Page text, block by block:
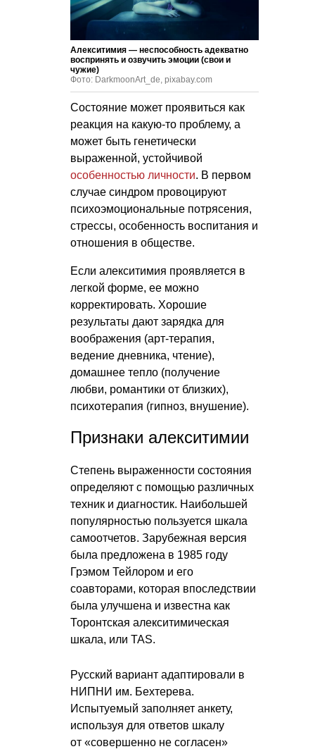
Алекситимия — неспособность адекватно
воспринять и озвучить эмоции (свои и
чужие)
Фото: DarkmoonArt_de, pixabay.com
Состояние может проявиться как
реакция на какую-то проблему, а
может быть генетически
выраженной, устойчивой
особенностью личности. В первом
случае синдром провоцируют
психоэмоциональные потрясения,
стрессы, особенность воспитания и
отношения в обществе.
Если алекситимия проявляется в
легкой форме, ее можно
корректировать. Хорошие
результаты дают зарядка для
воображения (арт-терапия,
ведение дневника, чтение),
домашнее тепло (получение
любви, романтики от близких),
психотерапия (гипноз, внушение).
Признаки алекситимии
Степень выраженности состояния
определяют с помощью различных
техник и диагностик. Наибольшей
популярностью пользуется шкала
самоотчетов. Зарубежная версия
была предложена в 1985 году
Грэмом Тейлором и его
соавторами, которая впоследствии
была улучшена и известна как
Торонтская алекситимическая
шкала, или TAS.
Русский вариант адаптировали в
НИПНИ им. Бехтерева.
Испытуемый заполняет анкету,
используя для ответов шкалу
от «совершенно не согласен»